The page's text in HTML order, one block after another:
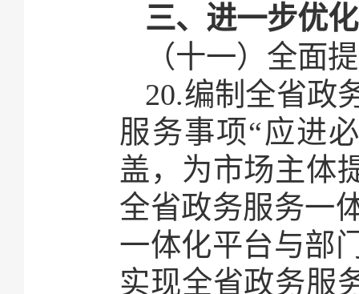
三、进一步优
（十一）全面
20.编制全省政
服务事项“应进
盖，为市场主体
全省政务服务一
一体化平台与部
实现全省政务服